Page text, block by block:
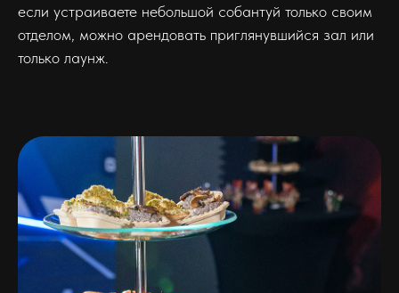
если устраиваете небольшой собантуй только своим
отделом, можно арендовать приглянувшийся зал или
только лаунж.